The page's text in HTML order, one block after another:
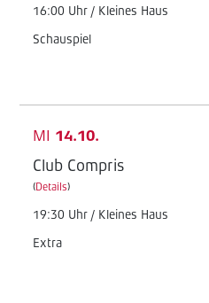
16:00 Uhr / Kleines Haus
Schauspiel
MI 14.10.
Club Compris
(Details)
19:30 Uhr / Kleines Haus
Extra